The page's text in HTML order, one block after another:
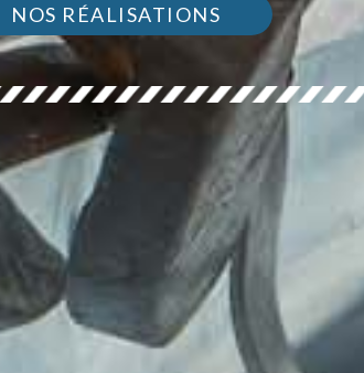
NOS RÉALISATIONS